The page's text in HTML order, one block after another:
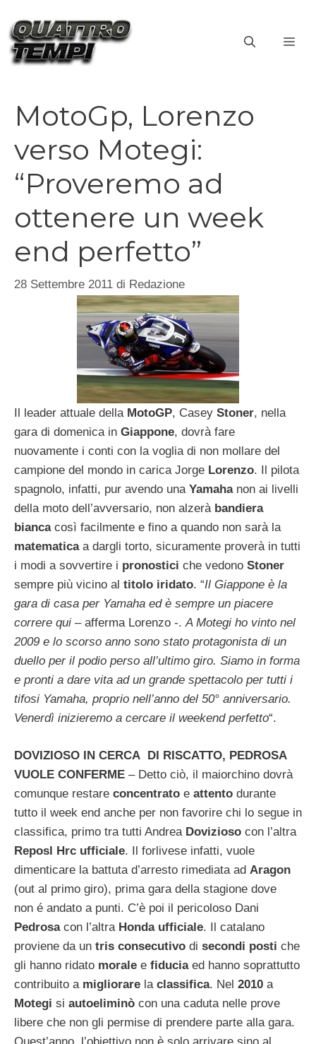
contenuto
MotoGp, Lorenzo
verso Motegi:
“Proveremo ad
ottenere un week
end perfetto”
28 Settembre 2011 di Redazione
Il leader attuale della MotoGP, Casey Stoner, nella
gara di domenica in Giappone, dovrà fare
nuovamente i conti con la voglia di non mollare del
campione del mondo in carica Jorge Lorenzo. Il pilota
spagnolo, infatti, pur avendo una Yamahanon ai livelli
della moto dell’avversario, non alzerà bandiera
biancacosì facilmente e fino a quando non sarà la
matematicaa dargli torto, sicuramente proverà in tutti
i modi a sovvertire i pronostici che vedono Stoner
sempre più vicino al titolo iridato. “Il Giappone è la
gara di casa per Yamaha ed è sempre un piacere
correre qui – afferma Lorenzo -.A Motegi ho vinto nel
2009 e lo scorso anno sono stato protagonista di un
duello per il podio perso all’ultimo giro. Siamo in forma
e pronti a dare vita ad un grande spettacolo per tutti i
tifosi Yamaha, proprio nell’anno del 50° anniversario.
Venerdì inizieremo a cercare il weekend perfetto“.
DOVIZIOSO IN CERCA DI RISCATTO, PEDROSA
VUOLE CONFERME – Detto ciò, il maiorchino dovrà
comunque restare concentrato e attento durante
tutto il week end anche per non favorire chi lo segue in
classifica, primo tra tutti Andrea Dovizioso con l’altra
Reposl Hrc ufficiale. Il forlivese infatti, vuole
dimenticare la battuta d’arresto rimediata ad Aragon
(out al primo giro), prima gara della stagione dove
non é andato a punti. C’è poi il pericoloso Dani
Pedrosacon l’altra Honda ufficiale. Il catalano
proviene da un tris consecutivo di secondi posti che
gli hanno ridato morale e fiduciaed hanno soprattutto
contribuito a migliorare la classifica. Nel 2010 a
Motegi si autoeliminò con una caduta nelle prove
libere che non gli permise di prendere parte alla gara.
Quest’anno, l’obiettivo non è solo arrivare sino al